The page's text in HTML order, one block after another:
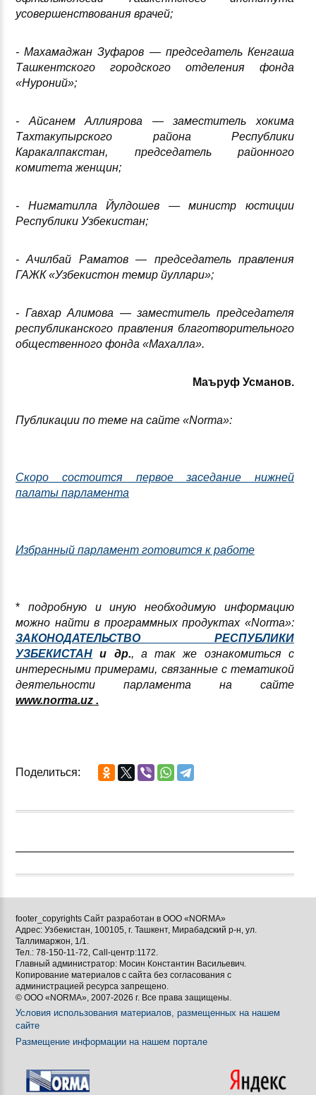
усовершенствования врачей;
- Махамаджан Зуфаров — председатель Кенгаша
Ташкентского городского отделения фонда
«Нуроний»;
- Айсанем Аллиярова — заместитель хокима
Тахтакупырского района Республики
Каракалпакстан, председатель районного
комитета женщин;
- Нигматилла Йулдошев — министр юстиции
Республики Узбекистан;
- Ачилбай Раматов — председатель правления
ГАЖК «Узбекистон темир йуллари»;
- Гавхар Алимова — заместитель председателя
республиканского правления благотворительного
общественного фонда «Махалла».
Маъруф Усманов.
Публикации по теме на сайте «Norma»:
Скоро состоится первое заседание нижней
палаты парламента
Избранный парламент готовится к работе
* подробную
и иную необходимую информацию
можно найти в программных продуктах «Norma»:
ЗАКОНОДАТЕЛЬСТВО РЕСПУБЛИКИ
УЗБЕКИСТАН и др., а так же ознакомиться с
интересными примерами, связанные с тематикой
деятельности парламента на сайте
www.norma.uz .
Поделиться:
footer_copyrights Сайт разработан в ООО «NORMA»
Адрес: Узбекистан, 100105, г. Ташкент, Мирабадский р-н, ул.
Таллимаржон, 1/1.
Тел.: 78-150-11-72, Call-центр:1172.
Главный администратор: Мосин Константин Васильевич.
Копирование материалов с сайта без согласования с
администрацией ресурса запрещено.
© ООО «NORMA», 2007-2026 г. Все права защищены.
Условия использования материалов, размещенных на нашем
сайте
Размещение информации на нашем портале